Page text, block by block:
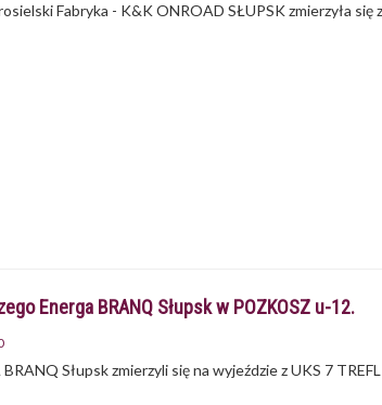
Fabryka - K&K ONROAD SŁUPSK zmierzyła się
Energa BRANQ Słupsk w POZKOSZ u-12.
Słupsk zmierzyli się na wyjeździe z UKS 7